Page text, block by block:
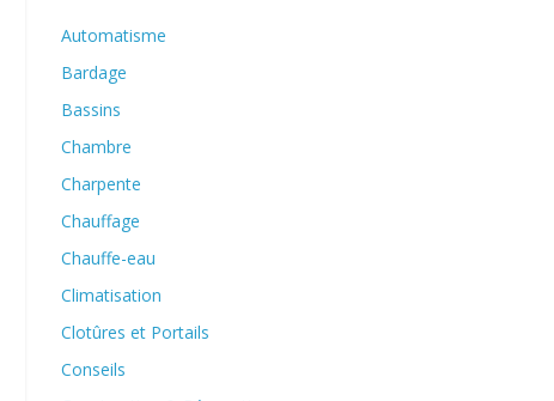
Automatisme
Bardage
Bassins
Chambre
Charpente
Chauffage
Chauffe-eau
Climatisation
Clotûres et Portails
Conseils